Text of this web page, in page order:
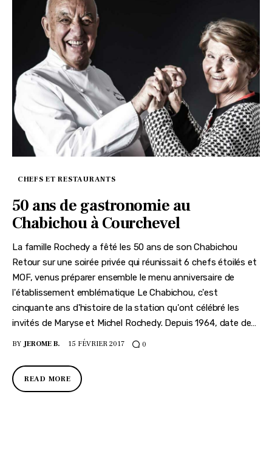
CHEFS ET RESTAURANTS
50 ans de gastronomie au
Chabichou à Courchevel
La famille Rochedy a fêté les 50 ans de son Chabichou
Retour sur une soirée privée qui réunissait 6 chefs étoilés et
MOF, venus préparer ensemble le menu anniversaire de
l'établissement emblématique Le Chabichou, c'est
cinquante ans d'histoire de la station qu'ont célébré les
invités de Maryse et Michel Rochedy. Depuis 1964, date de…
BY JEROME B. 15 FÉVRIER 2017 0
READ MORE